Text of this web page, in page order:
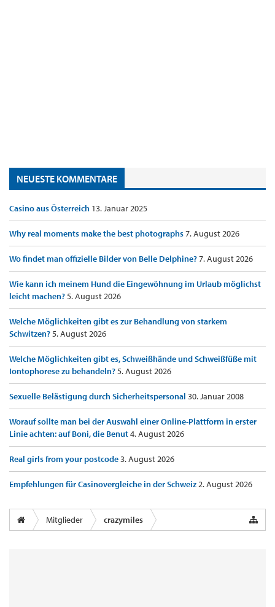
NEUESTE KOMMENTARE
Casino aus Österreich 13. Januar 2025
Why real moments make the best photographs7. August 2026
Wo findet man offizielle Bilder von Belle Delphine?7. August 2026
Wie kann ich meinem Hund die Eingewöhnung im Urlaub möglichst
leicht machen?5. August 2026
Welche Möglichkeiten gibt es zur Behandlung von starkem
Schwitzen?5. August 2026
Welche Möglichkeiten gibt es, Schweißhände und Schweißfüße mit
Iontophorese zu behandeln?5. August 2026
Sexuelle Belästigung durch Sicherheitspersonal 30. Januar 2008
Worauf sollte man bei der Auswahl einer Online-Plattform in erster
Linie achten: auf Boni, die Benut4. August 2026
Real girls from your postcode3. August 2026
Empfehlungen für Casinovergleiche in der Schweiz2. August 2026
Mitglieder crazymiles